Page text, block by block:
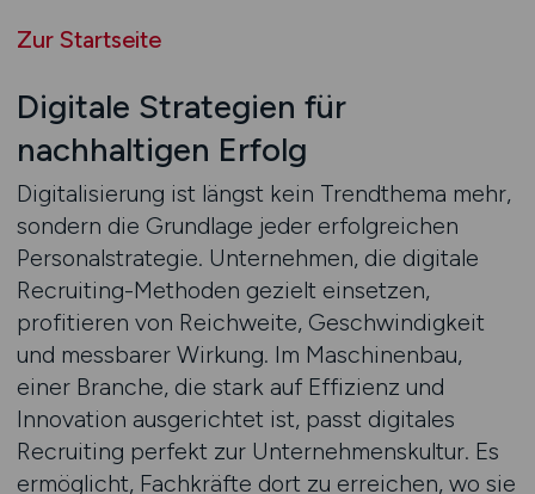
Zur Startseite
Digitale Strategien für
nachhaltigen Erfolg
Digitalisierung ist längst kein Trendthema mehr,
sondern die Grundlage jeder erfolgreichen
Personalstrategie. Unternehmen, die digitale
Recruiting-Methoden gezielt einsetzen,
profitieren von Reichweite, Geschwindigkeit
und messbarer Wirkung. Im Maschinenbau,
einer Branche, die stark auf Effizienz und
Innovation ausgerichtet ist, passt digitales
Recruiting perfekt zur Unternehmenskultur. Es
ermöglicht, Fachkräfte dort zu erreichen, wo sie